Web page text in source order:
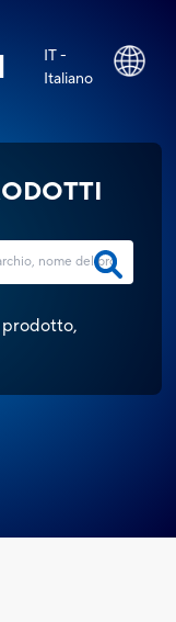
IT -
Italiano
prodotto,